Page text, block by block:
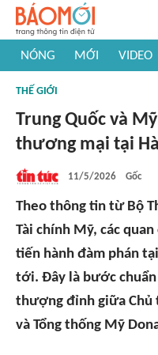
NÓNG MỚI VIDEO
#Khám phá thế giới
THẾ GIỚI
Trung Quốc và
thương mại tại
11/5/2026 Gốc
Theo thông tin từ Bộ
Tài chính Mỹ, các
tiến hành đàm phán
tới. Đây là bước
thượng đỉnh giữa Chủ
và Tổng thống Mỹ